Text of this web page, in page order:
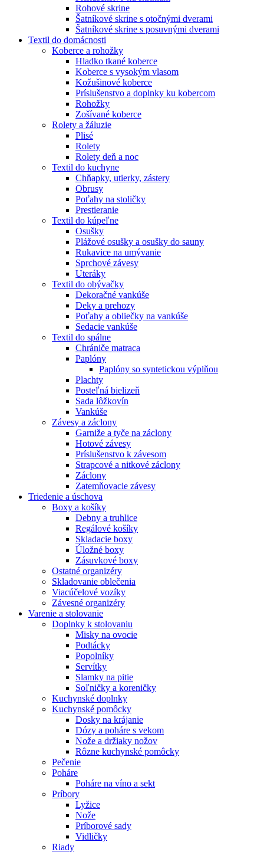
Rohové skrine
Šatníkové skrine s otočnými dverami
Šatníkové skrine s posuvnými dverami
Textil do domácnosti
Koberce a rohožky
Hladko tkané koberce
Koberce s vysokým vlasom
Kožušinové koberce
Príslušenstvo a doplnky ku kobercom
Rohožky
Zošívané koberce
Rolety a žáluzie
Plisé
Rolety
Rolety deň a noc
Textil do kuchyne
Chňapky, utierky, zástery
Obrusy
Poťahy na stoličky
Prestieranie
Textil do kúpeľne
Osušky
Plážové osušky a osušky do sauny
Rukavice na umývanie
Sprchové závesy
Uteráky
Textil do obývačky
Dekoračné vankúše
Deky a prehozy
Poťahy a obliečky na vankúše
Sedacie vankúše
Textil do spálne
Chrániče matraca
Paplóny
Paplóny so syntetickou výplňou
Plachty
Posteľná bielizeň
Sada lôžkovín
Vankúše
Závesy a záclony
Garniže a tyče na záclony
Hotové závesy
Príslušenstvo k závesom
Strapcové a nitkové záclony
Záclony
Zatemňovacie závesy
Triedenie a úschova
Boxy a košíky
Debny a truhlice
Regálové košíky
Skladacie boxy
Úložné boxy
Zásuvkové boxy
Ostatné organizéry
Skladovanie oblečenia
Viacúčelové vozíky
Závesné organizéry
Varenie a stolovanie
Doplnky k stolovaniu
Misky na ovocie
Podtácky
Popolníky
Servítky
Slamky na pitie
Soľničky a koreničky
Kuchynské doplnky
Kuchynské pomôcky
Dosky na krájanie
Dózy a poháre s vekom
Nože a držiaky nožov
Rôzne kuchynské pomôcky
Pečenie
Poháre
Poháre na víno a sekt
Príbory
Lyžice
Nože
Príborové sady
Vidličky
Riady